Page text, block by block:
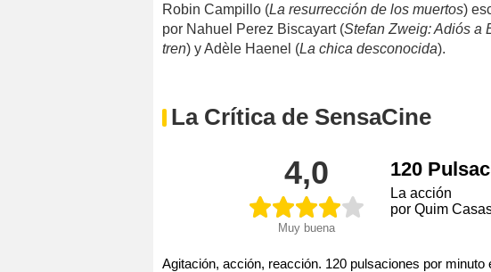
Robin Campillo (La resurrección de los muertos)
por Nahuel Perez Biscayart (Stefan Zweig: Adiós a
tren) y Adèle Haenel (La chica desconocida).
La Crítica de SensaCine
4,0
Muy buena
120
La acción
por Quim
Agitación, acción, reacción. 120 pulsaciones por